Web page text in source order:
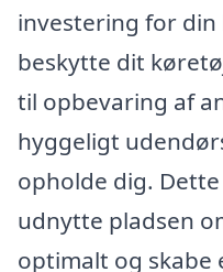
investering for
beskytte dit
til opbevaring af
hyggeligt
opholde dig.
udnytte pladsen
optimalt og